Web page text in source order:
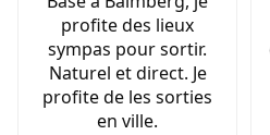
profite des lieux
sympas pour sortir.
Naturel et direct. Je
profite de les sorties
en ville.